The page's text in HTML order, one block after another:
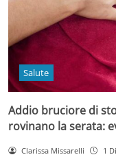
Salute
Addio bruciore di
rovinano la serata:
Clarissa Missarelli 1